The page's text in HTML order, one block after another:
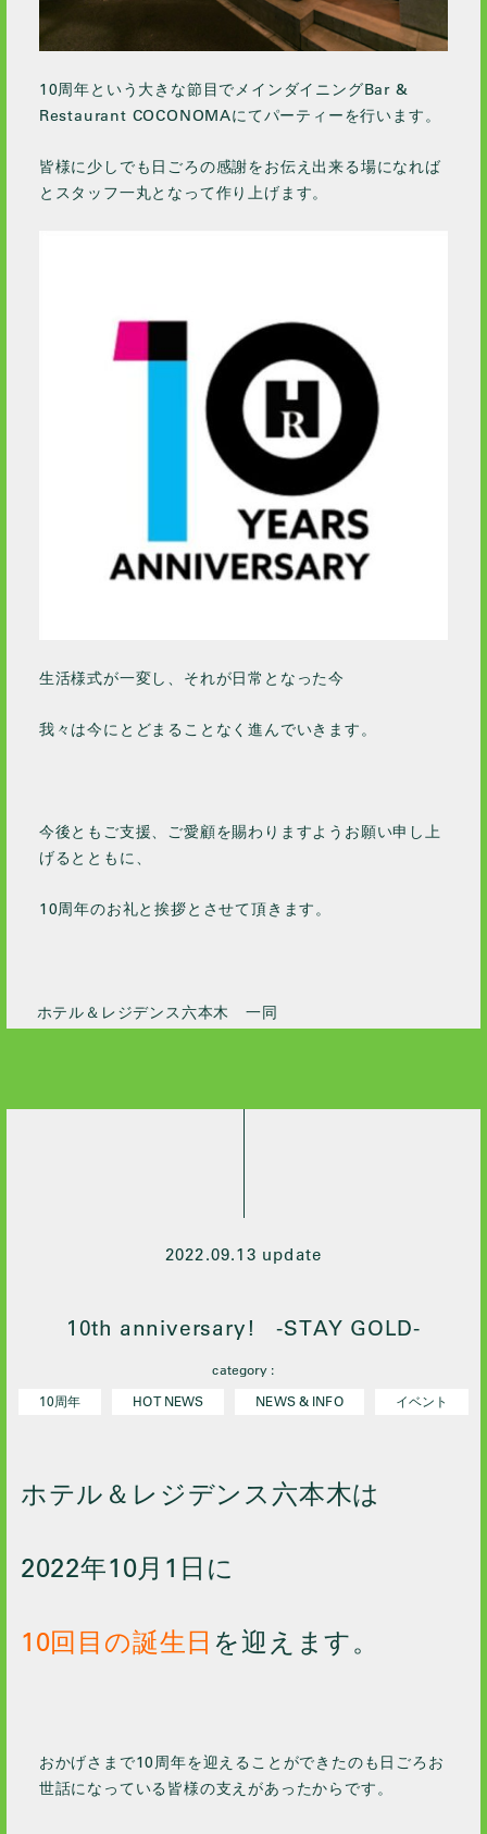
10周年という大きな節目でメインダイニングBar &
Restaurant COCONOMAにてパーティーを行います。
皆様に少しでも日ごろの感謝をお伝え出来る場になれば
とスタッフ一丸となって作り上げます。
生活様式が一変し、それが日常となった今
我々は今にとどまることなく進んでいきます。
今後ともご支援、ご愛顧を賜わりますようお願い申し上
げるとともに、
10周年のお礼と挨拶とさせて頂きます。
ホテル＆レジデンス六本木 一同
2022.09.13 update
10th anniversary! -STAY GOLD-
category :
10周年
HOT NEWS NEWS & INFO イベント
ホテル＆レジデンス六本木は
2022年10月1日に
10回目の誕生日 を迎えます。
おかげさまで10周年を迎えることができたのも日ごろお
世話になっている皆様の支えがあったからです。